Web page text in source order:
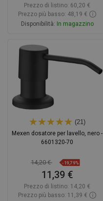
Prezzo di listino: 60,20 €
Prezzo più basso: 48,19 €
Disponibilità: In magazzino
Aggiungi al carrello
Preferito
Confrontare
(21)
Mexen dosatore per lavello, nero -
6601320-70
14,20 € -19,79%
11,39 €
Prezzo di listino: 14,20 €
Prezzo più basso: 11,39 €